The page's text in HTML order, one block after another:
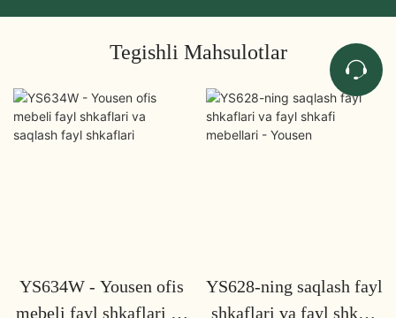
Tegishli Mahsulotlar
YS634W - Yousen ofis
mebeli fayl shkaflari va
YS628-ning saqlash fayl
shkaflari va fayl shkafi